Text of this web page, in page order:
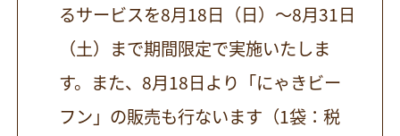
るサービスを8月18日（日）〜8月31日
（土）まで期間限定で実施いたしま
す。また、8月18日より「にゃきビー
フン」の販売も行ないます（1袋：税